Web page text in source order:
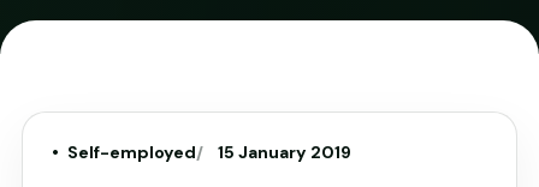
Self-employed 15 January 2019